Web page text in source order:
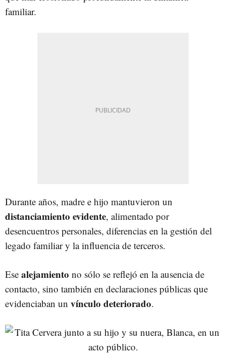
familiar.
Durante años, madre e hijo mantuvieron un
distanciamiento evidente, alimentado por
desencuentros personales, diferencias en la gestión del
legado familiar y la influencia de terceros.
Ese alejamiento no sólo se reflejó en la ausencia de
contacto, sino también en declaraciones públicas que
evidenciaban un vínculo deteriorado.